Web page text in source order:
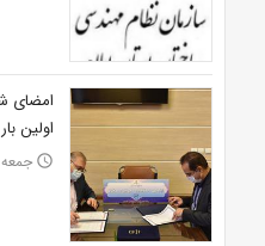
امضای
اولین
access_time جمعه 25 تیر 1400